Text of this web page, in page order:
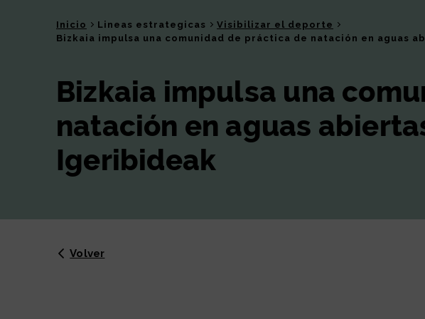
Inicio Lineas estrategicas
Visibilizar el deporte
Bizkaia impulsa una comunidad de práctica de natación en aguas
Bizkaia impulsa una
natación en aguas
Igeribideak
Volver